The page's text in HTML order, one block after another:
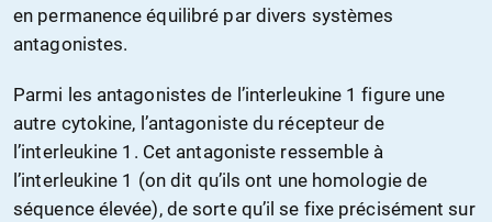
en permanence équilibré par divers systèmes
antagonistes.
Parmi les antagonistes de l’interleukine 1 figure une
autre cytokine, l’antagoniste du récepteur de
l’interleukine 1. Cet antagoniste ressemble à
l’interleukine 1 (on dit qu’ils ont une homologie de
séquence élevée), de sorte qu’il se fixe précisément sur